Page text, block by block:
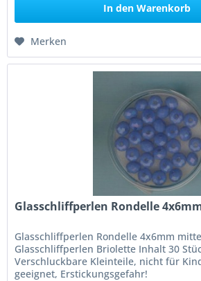
In den Warenkorb
Merken
Glasschliffperlen Rondelle
Glasschliffperlen Rondelle 4x6mm
Glasschliffperlen Briolette Inhalt 30
Verschluckbare Kleinteile, nicht für
geeignet, Erstickungsgefahr!